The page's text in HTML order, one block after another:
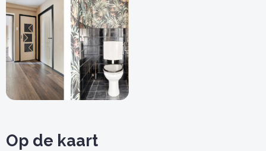
Op de kaart